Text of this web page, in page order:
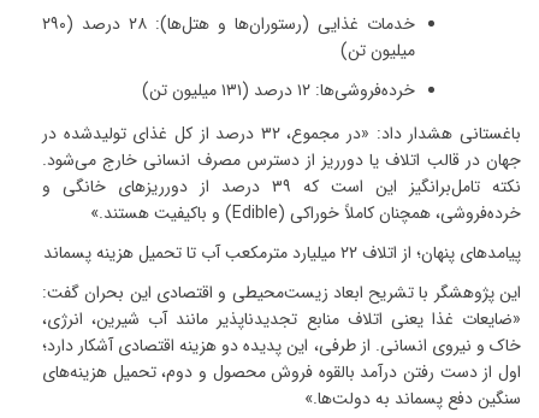
خدمات غذایی (رستوران‌ها و هتل‌ها): ۲۸ درصد (۲۹۰
میلیون تن)
خرده‌فروشی‌ها: ۱۲درصد (۱۳۱میلیون تن)
باغستانی هشدار داد: «در مجموع،۳۲ درصد از کل غذای تولیدشده در
جهان در قالب اتلاف یا دورریز از دسترس مصرف انسانی خارج می‌شود.
نکته تامل‌برانگیز این است که ۳۹ درصد از دورریزهای خانگی و
خرده‌فروشی، همچنان کاملاً خوراکی (Edible) و باکیفیت هستند.»
پیامدهای پنهان؛ از اتلاف۲۲میلیارد مترمکعب آب تا تحمیل هزینه پسماند
این پژوهشگر با تشریح ابعاد زیست‌محیطی و اقتصادی این بحران گفت:
«ضایعات غذا یعنی اتلاف منابع تجدیدناپذیر مانند آب شیرین، انرژی،
خاک و نیروی انسانی. از طرفی، این پدیده دو هزینه اقتصادی آشکار دارد؛
اول از دست رفتن درآمد بالقوه فروش محصول و دوم، تحمیل هزینه‌های
سنگین دفع پسماند به دولت‌ها.»